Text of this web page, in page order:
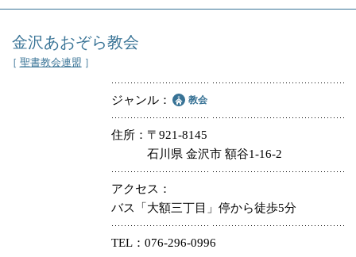
金沢あおぞら教会
［ 聖書教会連盟 ］
ジャンル 教会
住所
〒921-8145
石川県 金沢市 額谷1-16-2
アクセス
バス「大額三丁目」停から徒歩5分
TEL 076-296-0996